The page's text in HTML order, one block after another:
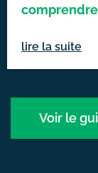
lire la suite
Voir le